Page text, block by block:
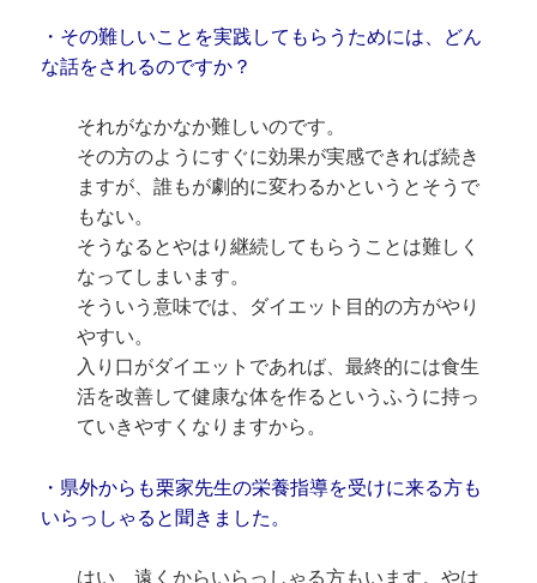
・その難しいことを実践してもらうためには、どん
な話をされるのですか？
それがなかなか難しいのです。
その方のようにすぐに効果が実感できれば続き
ますが、誰もが劇的に変わるかというとそうで
もない。
そうなるとやはり継続してもらうことは難しく
なってしまいます。
そういう意味では、ダイエット目的の方がやり
やすい。
入り口がダイエットであれば、最終的には食生
活を改善して健康な体を作るというふうに持っ
ていきやすくなりますから。
・県外からも栗家先生の栄養指導を受けに来る方も
いらっしゃると聞きました。